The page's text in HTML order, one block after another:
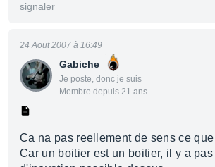
signaler
Gabiche
Je poste, donc je suis
Membre depuis 21 ans
24 Aout 2007 à 16:49
Ca na pas reellement de sens ce que
Car un boitier est un boitier, il y a